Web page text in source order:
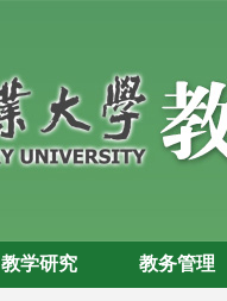
教学研究 教务管理